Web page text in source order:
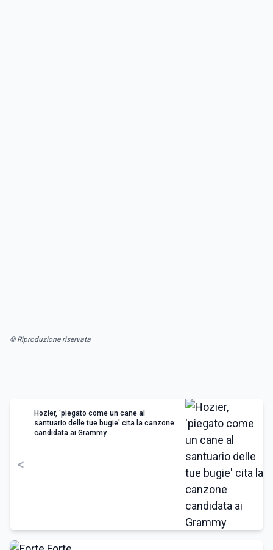
© Riproduzione riservata
<
Hozier, 'piegato come un cane al
santuario delle tue bugie' cita la canzone
candidata ai Grammy